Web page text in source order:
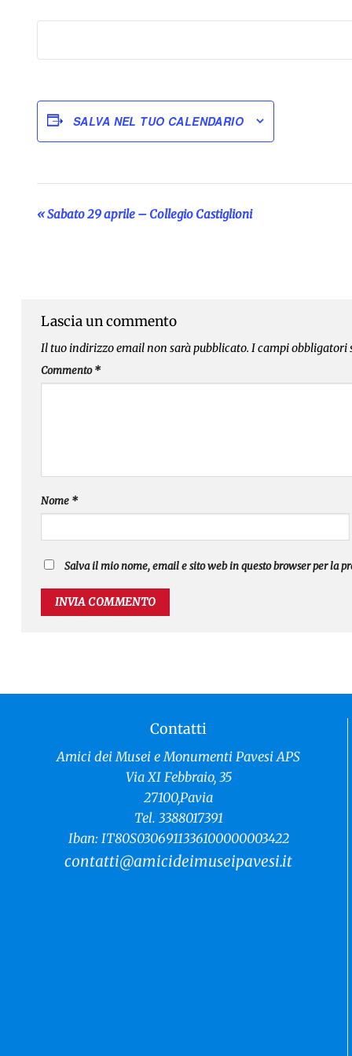
SALVA NEL TUO CALENDARIO
Evento
«Sabato 29 aprile – Collegio Castiglioni
Lascia un commento
Il tuo indirizzo email non sarà pubblicato. I campi obbligatori
Commento*
Nome *
Salva il mio nome, email e sito web in questo browser per la
Contatti
Amici dei Musei e Monumenti Pavesi APS
Via XI Febbraio, 35
27100,Pavia
Tel. 3388017391
Iban: IT80S0306911336100000003422
contatti@amicideimuseipavesi.it
RISERVATO AI SOCI
A febbraio, la prof.ssa Luisa Giordano terrà 2
conferenze online in preparazione alla visita a
Vigevano
Venerdì 13 febbraio ore 18.15: Vigevano e le piazze del
Rinascimento Martedì 17 febbraio ore [...]